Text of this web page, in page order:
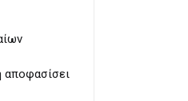
αποφασίσει